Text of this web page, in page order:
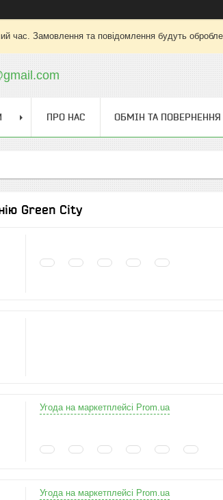
час. Замовлення та повідомлення будуть
ПРО НАС ОБМІН ТА ПОВЕРНЕННЯ
Green City
Угода на маркетплейсі Prom.ua
Угода на маркетплейсі Prom.ua